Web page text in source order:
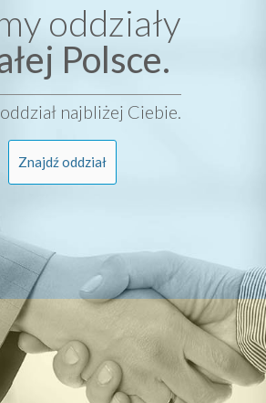
oddziały
Polsce.
najbliżej Ciebie.
Znajdź oddział